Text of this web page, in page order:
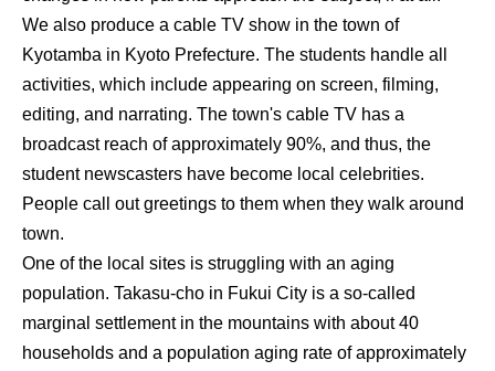
We also produce a cable TV show in the town of
Kyotamba in Kyoto Prefecture. The students handle all
activities, which include appearing on screen, filming,
editing, and narrating. The town's cable TV has a
broadcast reach of approximately 90%, and thus, the
student newscasters have become local celebrities.
People call out greetings to them when they walk around
town.
One of the local sites is struggling with an aging
population. Takasu-cho in Fukui City is a so-called
marginal settlement in the mountains with about 40
households and a population aging rate of approximately